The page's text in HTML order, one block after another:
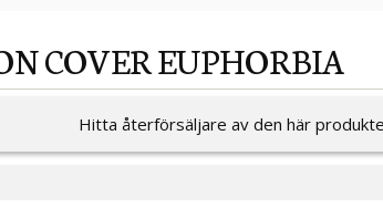
COVER EUPHORBIA
Hitta återförsäljare av den här